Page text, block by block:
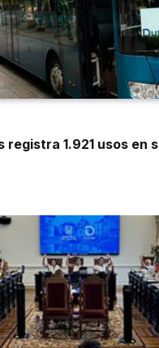
registra 1.921 usos en